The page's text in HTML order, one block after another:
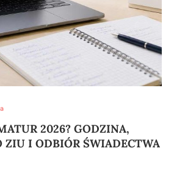
2026? GODZINA,
ZIU I ODBIÓR ŚWIADECTWA